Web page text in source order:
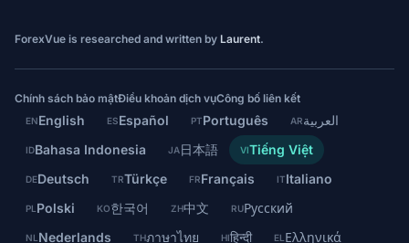
ForexVue is researched and written by Laurent.
Chính sách bảo mậtĐiều khoản dịch vụCông bố liên kết
ENEnglish ESEspañol PTPortuguês ARالعربية
IDBahasa Indonesia JA日本語 VITiếng Việt
DEDeutsch TRTürkçe FRFrançais ITItaliano
PL Polski KO한국어 ZH中文 RUРусский
NL Nederlands THภาษาไทย HIहिन्दी EL Ελληνικά